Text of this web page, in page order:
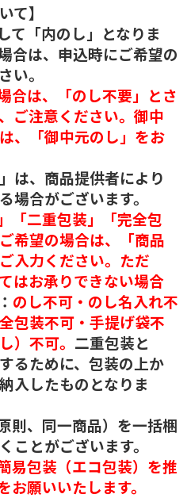
て】
て「内のし」となりま
合は、申込時にご希望の
い。
合は、「のし不要」とさ
ご注意ください。御中
、「御中元のし」をお
は、商品提供者により
場合がございます。
「二重包装」「完全包
希望の場合は、「商品
入力ください。ただ
はお承りできない場合
のし不可・のし名入れ不
包装不可・手提げ袋不
）不可。 二重包装と
るために、包装の上か
入したものとなりま
則、同一商品）を一括梱
ことがございます。
易包装（エコ包装）を推
お願いいたします。